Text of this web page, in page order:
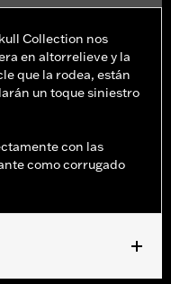
Collection nos
en altorrelieve y la
que la rodea, están
un toque siniestro
con las
como corrugado